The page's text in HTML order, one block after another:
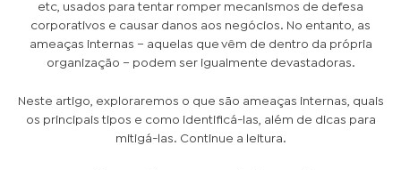
etc, usados para tentar romper mecanismos de defesa
corporativos e causar danos aos negócios. No entanto, as
ameaças internas – aquelas que vêm de dentro da própria
organização – podem ser igualmente devastadoras.
Neste artigo, exploraremos o que são ameaças internas, quais
os principais tipos e como identificá-las, além de dicas para
mitigá-las. Continue a leitura.